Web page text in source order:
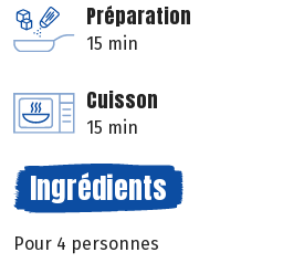
Préparation
15 min
Cuisson
15 min
Ingrédients
Pour 4 personnes